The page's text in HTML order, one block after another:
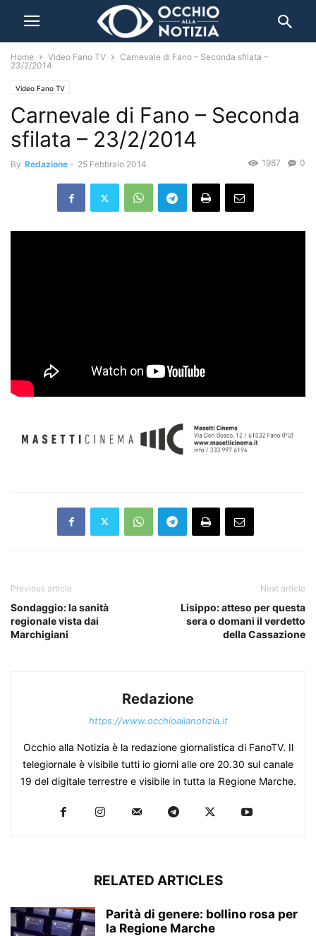
Home Video Fano TV
Carnevale di Fano – Seconda sfilata –
23/2/2014
Video Fano TV
Carnevale di Fano – Seconda
sfilata – 23/2/2014
By Redazione - 25 Febbraio 2014 0
1987
Previous article
Sondaggio: la sanità
regionale vista dai
Marchigiani
Next article
Lisippo: atteso per questa
sera o domani il verdetto
della Cassazione
Redazione
https://www.occhioallanotizia.it
Occhio alla Notizia è la redazione giornalistica di FanoTV. Il
telegiornale è visibile tutti io giorni alle ore 20.30 sul canale
19 del digitale terrestre e visibile in tutta la Regione Marche.
RELATED ARTICLES
Parità di genere: bollino rosa per
la Regione Marche